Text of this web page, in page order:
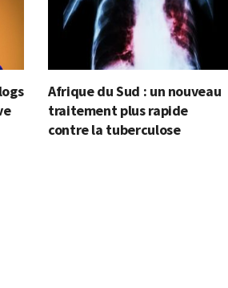
Afrique du Sud : un nouveau
traitement plus rapide
contre la tuberculose